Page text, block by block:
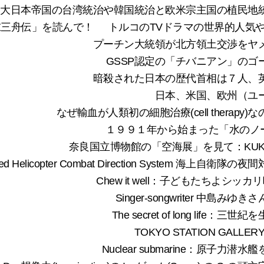
日本帝国の台湾統治や韓国統治と欧米宗主国の植民
舟伝」を読んで！
トルコのTVドラマの世界的人気
プーチン大統領が北方領土交渉を
GSSP認定の「チバニアン」の
暗殺された日本の歴代首相は７人
日本、米国、欧州（ユ
なぜ輸血が人類初の細胞治療(cell therapy)
１９９１年から始まった「水の
奈良国立博物館の「空海展」を見て：
Helicopter Combat Direction System 海上自衛隊の夜
Chew it well：子どもたちよシッカ
Singer-songwriter 中島みゆき
The secret of long life：三世紀
TOKYO STATION
Nuclear submarine：原子力潜水